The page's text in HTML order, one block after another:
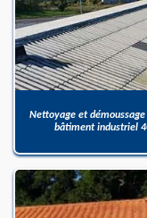
Nettoyage et
bâtiment industriel